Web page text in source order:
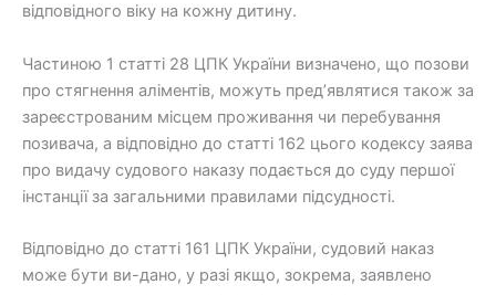
відповідного віку на кожну дитину.
Частиною 1 статті 28 ЦПК України визначено, що позови
про стягнення аліментів, можуть пред’являтися також за
зареєстрованим місцем проживання чи перебування
позивача, а відповідно до статті 162 цього кодексу заява
про видачу судового наказу подається до суду першої
інстанції за загальними правилами підсудності.
Відповідно до статті 161 ЦПК України, судовий наказ
може бути ви-дано, у разі якщо, зокрема, заявлено